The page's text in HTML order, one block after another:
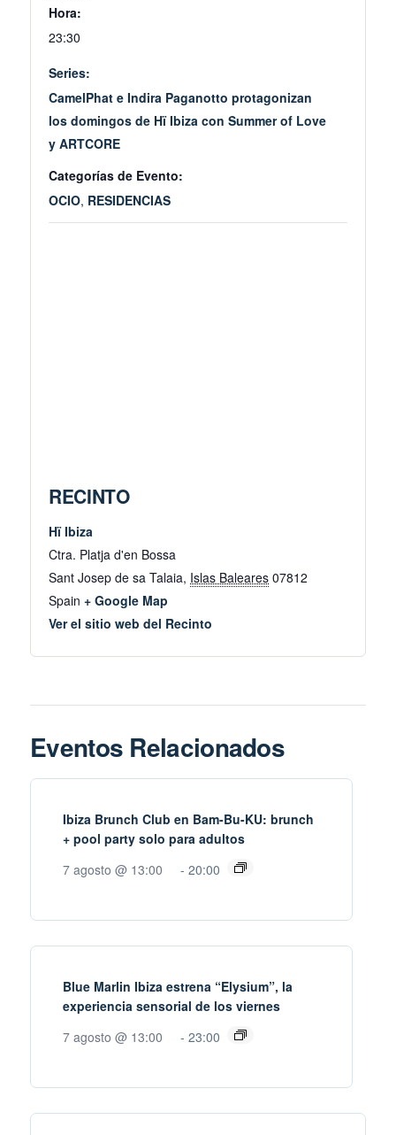
Hora:
23:30
Series:
CamelPhat e Indira Paganotto protagonizan
los domingos de Hï Ibiza con Summer of Love
y ARTCORE
Categorías de Evento:
OCIO, RESIDENCIAS
RECINTO
Hï Ibiza
Ctra. Platja d'en Bossa
Sant Josep de sa Talaia, Islas Baleares 07812
Spain + Google Map
Ver el sitio web del Recinto
Eventos Relacionados
Ibiza Brunch Club en Bam-Bu-KU: brunch
+ pool party solo para adultos
7 agosto @ 13:00
- 20:00
Blue Marlin Ibiza estrena “Elysium”, la
experiencia sensorial de los viernes
7 agosto @ 13:00
- 23:00